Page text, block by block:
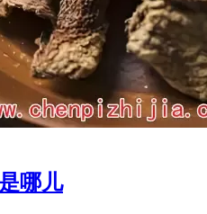
哪儿